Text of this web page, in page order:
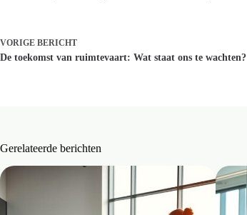
VORIGE BERICHT
De toekomst van ruimtevaart: Wat staat ons te wachten?
Gerelateerde berichten